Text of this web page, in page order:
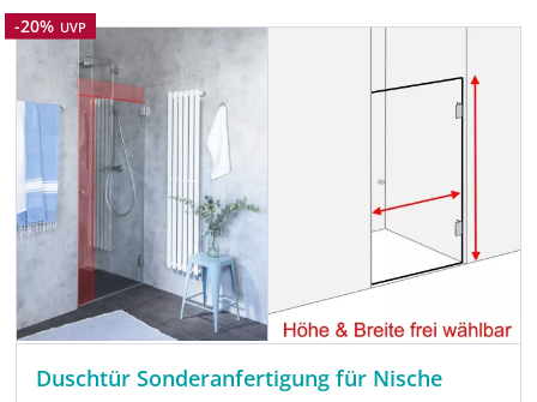
Rabatt
-20% UVP
Duschtür Sonderanfertigung für Nische